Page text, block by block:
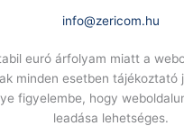
info@zericom.hu
euró árfolyam miatt a
minden esetben tájékoztató
figyelembe, hogy
leadása lehetséges.